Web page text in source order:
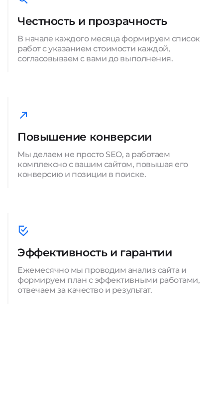
Честность и прозрачность
В начале каждого месяца формируем список
работ с указанием стоимости каждой,
согласовываем с вами до выполнения.
Повышение конверсии
Мы делаем не просто SEO, а работаем
комплексно с вашим сайтом, повышая его
конверсию и позиции в поиске.
Эффективность и гарантии
Ежемесячно мы проводим анализ сайта и
формируем план с эффективными работами,
отвечаем за качество и результат.